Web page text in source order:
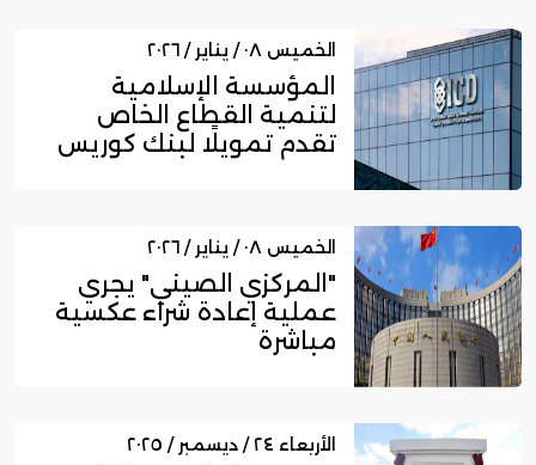
الخميس ٠٨ / يناير / ٢٠٢٦
المؤسسة الإسلامية
لتنمية القطاع الخاص
تقدم تمويلًا لبنك كوريس
الخميس ٠٨ / يناير / ٢٠٢٦
"المركزي الصيني" يجري
عملية إعادة شراء عكسية
مباشرة
الأربعاء ٢٤ / ديسمبر / ٢٠٢٥